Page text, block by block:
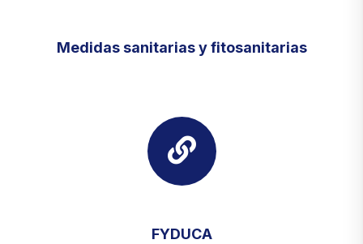
Medidas sanitarias y fitosanitarias
FYDUCA